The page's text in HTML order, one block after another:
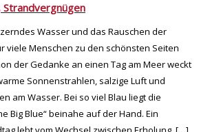
Strandvergnügen
Wasser und das Rauschen der
viele Menschen zu den schönsten Seiten
der Gedanke an einen Tag am Meer weckt
Sonnenstrahlen, salzige Luft und
am Wasser. Bei so viel Blau liegt die
Big Blue“ beinahe auf der Hand. Ein